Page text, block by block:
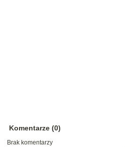
Komentarze (0)
Brak komentarzy